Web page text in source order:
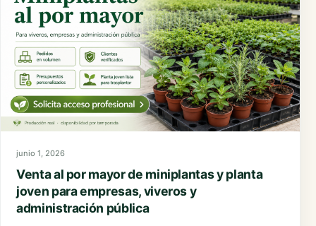
junio 1, 2026
Venta al por mayor de miniplantas y planta
joven para empresas, viveros y
administración pública